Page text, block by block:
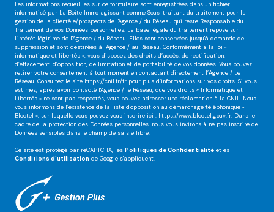
Les informations recueillies sur ce formulaire sont enregistrées dans un fichier
informatisé par La Boite Immo agissant comme Sous-traitant du traitement pour la
gestion de la clientèle/prospects de l'Agence / du Réseau qui reste Responsable du
Traitement de vos Données personnelles. La base légale du traitement repose sur
l'intérêt légitime de l'Agence / du Réseau. Elles sont conservées jusqu'à demande de
suppression et sont destinées à l'Agence / au Réseau. Conformément à la loi «
informatique et libertés », vous disposez des droits d’accès, de rectification,
d’effacement, d’opposition, de limitation et de portabilité de vos données. Vous pouvez
retirer votre consentement à tout moment en contactant directement l’Agence / Le
Réseau. Consultez le site https://cnil.fr/fr pour plus d’informations sur vos droits. Si vous
estimez, après avoir contacté l'Agence / le Réseau, que vos droits « Informatique et
Libertés » ne sont pas respectés, vous pouvez adresser une réclamation à la CNIL. Nous
vous informons de l’existence de la liste d'opposition au démarchage téléphonique «
Bloctel », sur laquelle vous pouvez vous inscrire ici : https://www.bloctel.gouv.fr. Dans le
cadre de la protection des Données personnelles, nous vous invitons à ne pas inscrire de
Données sensibles dans le champ de saisie libre.
Ce site est protégé par reCAPTCHA, les Politiques de Confidentialité et es
Conditions d'utilisation de Google s'appliquent.